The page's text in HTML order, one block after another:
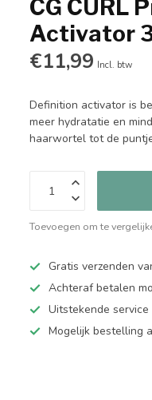
CG CURL
Activator
€11,99 Incl. btw
Definition activator is
meer hydratatie en
haarwortel tot de
Toevoegen om te
Gratis verzenden
Achteraf betalen
Uitstekende
Mogelijk bestelling